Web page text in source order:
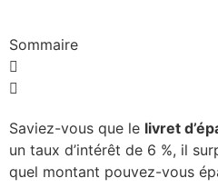
Sommaire
Saviez-vous que le livret
un taux d’intérêt de 6 %, il
quel montant pouvez-vous